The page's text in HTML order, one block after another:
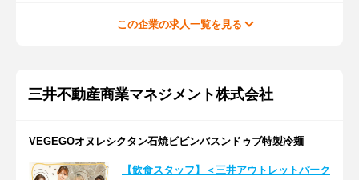
この企業の求人一覧を見る
三井不動産商業マネジメント株式会社
VEGEGOオヌレシクタン石焼ビビンバスンドゥブ特製冷麺
【飲食スタッフ】＜三井アウトレットパーク